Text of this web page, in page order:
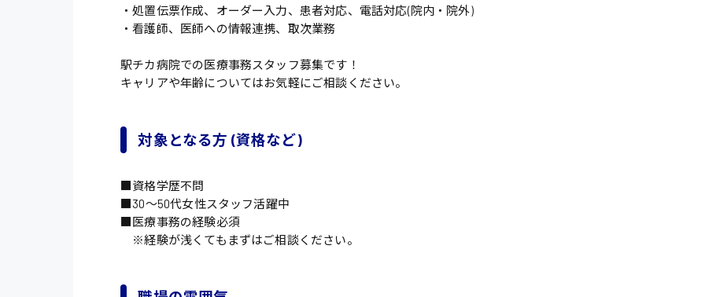
・処置伝票作成、オーダー入力、患者対応、電話対応(院内・院外)
・看護師、医師への情報連携、取次業務
駅チカ病院での医療事務スタッフ募集です！
キャリアや年齢についてはお気軽にご相談ください。
対象となる方 (資格など)
■資格学歴不問
■30〜50代女性スタッフ活躍中
■医療事務の経験必須
※経験が浅くてもまずはご相談ください。